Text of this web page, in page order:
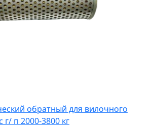
обратный для вилочного
г/ п 2000-3800 кг